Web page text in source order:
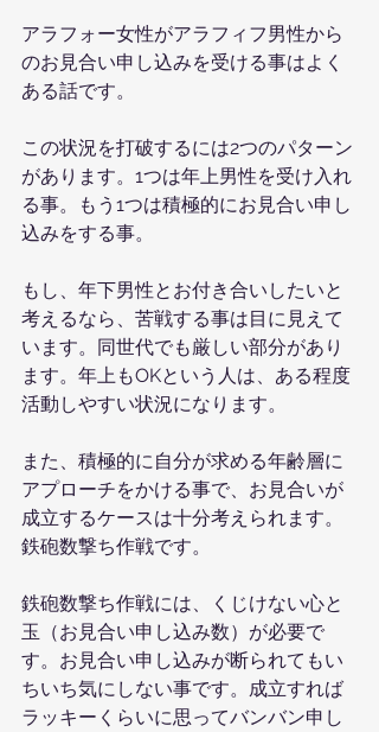
アラフォー女性がアラフィフ男性から
のお見合い申し込みを受ける事はよく
ある話です。
この状況を打破するには2つのパターン
があります。1つは年上男性を受け入れ
る事。もう1つは積極的にお見合い申し
込みをする事。
もし、年下男性とお付き合いしたいと
考えるなら、苦戦する事は目に見えて
います。同世代でも厳しい部分があり
ます。年上もOKという人は、ある程度
活動しやすい状況になります。
また、積極的に自分が求める年齢層に
アプローチをかける事で、お見合いが
成立するケースは十分考えられます。
鉄砲数撃ち作戦です。
鉄砲数撃ち作戦には、くじけない心と
玉（お見合い申し込み数）が必要で
す。お見合い申し込みが断られてもい
ちいち気にしない事です。成立すれば
ラッキーくらいに思ってバンバン申し